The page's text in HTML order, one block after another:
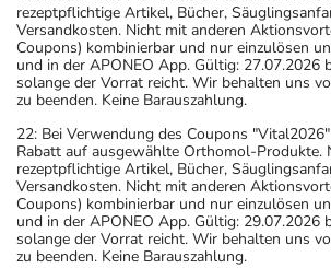
rezeptpflichtige Artikel, Bücher,
Versandkosten. Nicht mit anderen
Coupons) kombinierbar und nur einzulösen
und in der APONEO App. Gültig: 27.07.2026
solange der Vorrat reicht. Wir behalten uns
zu beenden. Keine Barauszahlung.
22: Bei Verwendung des Coupons
Rabatt auf ausgewählte Orthomol-Produkte.
rezeptpflichtige Artikel, Bücher,
Versandkosten. Nicht mit anderen
Coupons) kombinierbar und nur einzulösen
und in der APONEO App. Gültig: 29.07.2026
solange der Vorrat reicht. Wir behalten uns
zu beenden. Keine Barauszahlung.